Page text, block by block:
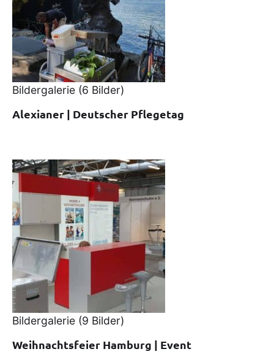
Bildergalerie (6 Bilder)
Alexianer | Deutscher Pflegetag
Bildergalerie (9 Bilder)
Weihnachtsfeier Hamburg | Event